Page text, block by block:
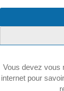
Vous devez vous
internet pour